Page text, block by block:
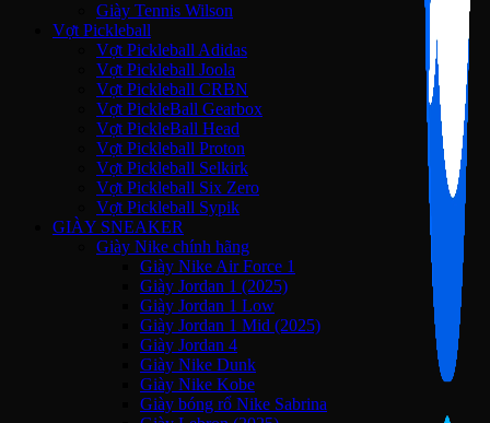
Giày Tennis Wilson
Vợt Pickleball
Vợt Pickleball Adidas
Vợt Pickleball Joola
Vợt Pickleball CRBN
Vợt PickleBall Gearbox
Vợt PickleBall Head
Vợt Pickleball Proton
Vợt Pickleball Selkirk
Vợt Pickleball Six Zero
Vợt Pickleball Sypik
GIÀY SNEAKER
Giày Nike chính hãng
Giày Nike Air Force 1
Giày Jordan 1 (2025)
Giày Jordan 1 Low
Giày Jordan 1 Mid (2025)
Giày Jordan 4
Giày Nike Dunk
Giày Nike Kobe
Giày bóng rổ Nike Sabrina